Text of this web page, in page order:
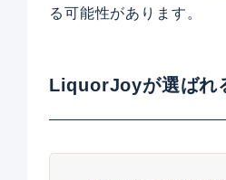
る可能性があります。
LiquorJoyが選ばれ